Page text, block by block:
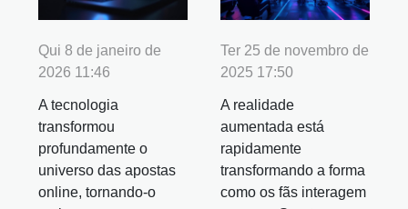
Qui 8 de janeiro de
2026 11:46
A tecnologia
transformou
profundamente o
universo das apostas
online, tornando-o
Ter 25 de novembro de
2025 17:50
A realidade
aumentada está
rapidamente
transformando a forma
como os fãs interagem